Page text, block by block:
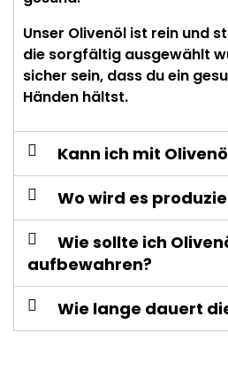
Unser Olivenöl ist rein und
die sorgfältig ausgewählt
sicher sein, dass du ein
Händen hältst.
Kann ich mit
Wo wird es
Wie sollte ich
aufbewahren?
Wie lange dauert